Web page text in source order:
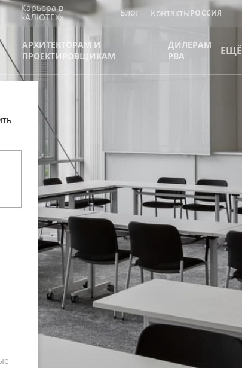
Карьера в
«АЛЮТЕХ» Блог КонтактыРОССИЯ
АРХИТЕКТОРАМ И
ПРОЕКТИРОВЩИКАМ
ДИЛЕРАМ
РВА
ЕЩЁ